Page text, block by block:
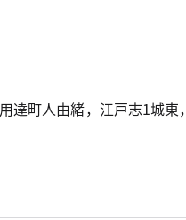
達町人由緒，江戸志1城